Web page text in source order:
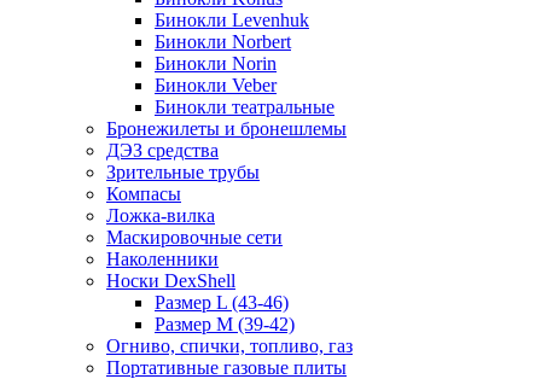
Бинокли Levenhuk
Бинокли Norbert
Бинокли Norin
Бинокли Veber
Бинокли театральные
Бронежилеты и бронешлемы
ДЭЗ средства
Зрительные трубы
Компасы
Ложка-вилка
Маскировочные сети
Наколенники
Носки DexShell
Размер L (43-46)
Размер M (39-42)
Огниво, спички, топливо, газ
Портативные газовые плиты